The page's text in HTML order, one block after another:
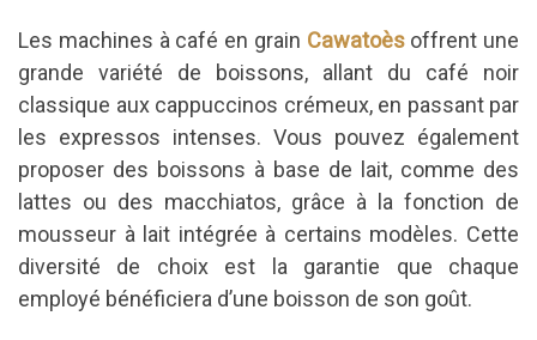
Les machines à café en grain Cawatoèsoffrent une
grande variété de boissons, allant du café noir
classique aux cappuccinos crémeux, en passant par
les expressos intenses. Vous pouvez également
proposer des boissons à base de lait, comme des
lattes ou des macchiatos, grâce à la fonction de
mousseur à lait intégrée à certains modèles. Cette
diversité de choix est la garantie que chaque
employé bénéficiera d’une boisson de son goût.